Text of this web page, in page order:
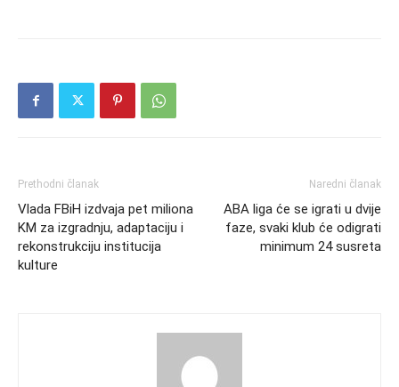
Prethodni članak
Vlada FBiH izdvaja pet miliona
KM za izgradnju, adaptaciju i
rekonstrukciju institucija
kulture
Naredni članak
ABA liga će se igrati u dvije
faze, svaki klub će odigrati
minimum 24 susreta